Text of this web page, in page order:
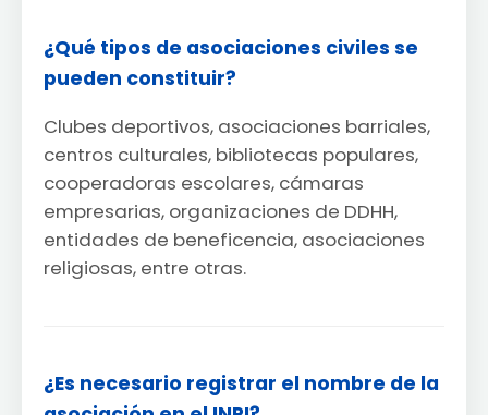
¿Qué tipos de asociaciones civiles se
pueden constituir?
Clubes deportivos, asociaciones barriales,
centros culturales, bibliotecas populares,
cooperadoras escolares, cámaras
empresarias, organizaciones de DDHH,
entidades de beneficencia, asociaciones
religiosas, entre otras.
¿Es necesario registrar el nombre de la